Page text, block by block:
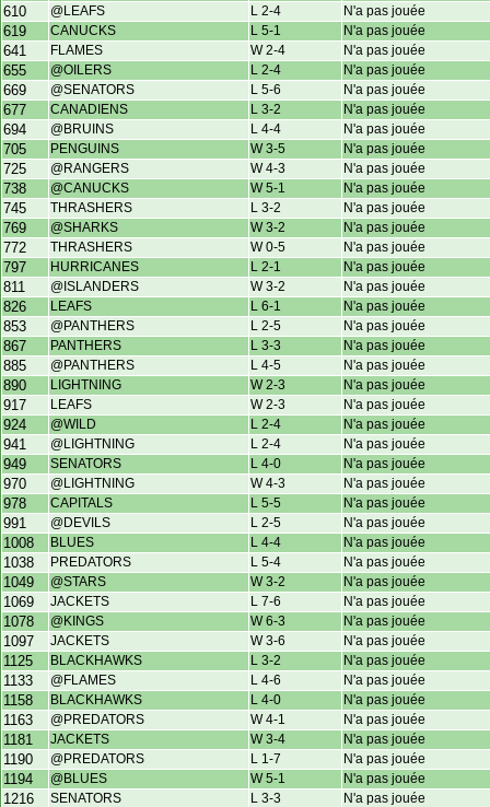
610 @LEAFS L 2-4 N'a pas jouée
619 CANUCKS L 5-1 N'a pas jouée
641 FLAMES W 2-4 N'a pas jouée
655 @OILERS L 2-4 N'a pas jouée
669 @SENATORS L 5-6 N'a pas jouée
677 CANADIENS L 3-2 N'a pas jouée
694 @BRUINS L 4-4 N'a pas jouée
705 PENGUINS W 3-5 N'a pas jouée
725 @RANGERS W 4-3 N'a pas jouée
738 @CANUCKS W 5-1 N'a pas jouée
745 THRASHERS L 3-2 N'a pas jouée
769 @SHARKS W 3-2 N'a pas jouée
772 THRASHERS W 0-5 N'a pas jouée
797 HURRICANES L 2-1 N'a pas jouée
811 @ISLANDERS W 3-2 N'a pas jouée
826 LEAFS L 6-1 N'a pas jouée
853 @PANTHERS L 2-5 N'a pas jouée
867 PANTHERS L 3-3 N'a pas jouée
885 @PANTHERS L 4-5 N'a pas jouée
890 LIGHTNING W 2-3 N'a pas jouée
917 LEAFS W 2-3 N'a pas jouée
924 @WILD L 2-4 N'a pas jouée
941 @LIGHTNING L 2-4 N'a pas jouée
949 SENATORS L 4-0 N'a pas jouée
970 @LIGHTNING W 4-3 N'a pas jouée
978 CAPITALS L 5-5 N'a pas jouée
991 @DEVILS L 2-5 N'a pas jouée
1008 BLUES L 4-4 N'a pas jouée
1038 PREDATORS L 5-4 N'a pas jouée
1049 @STARS W 3-2 N'a pas jouée
1069 JACKETS L 7-6 N'a pas jouée
1078 @KINGS W 6-3 N'a pas jouée
1097 JACKETS W 3-6 N'a pas jouée
1125 BLACKHAWKS L 3-2 N'a pas jouée
1133 @FLAMES L 4-6 N'a pas jouée
1158 BLACKHAWKS L 4-0 N'a pas jouée
1163 @PREDATORS W 4-1 N'a pas jouée
1181 JACKETS W 3-4 N'a pas jouée
1190 @PREDATORS L 1-7 N'a pas jouée
1194 @BLUES W 5-1 N'a pas jouée
1216 SENATORS L 3-3 N'a pas jouée